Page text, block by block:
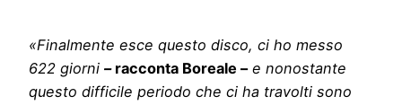
«Finalmente esce questo disco, ci ho messo
622 giorni –racconta Boreale – e nonostante
questo difficile periodo che ci ha travolti sono